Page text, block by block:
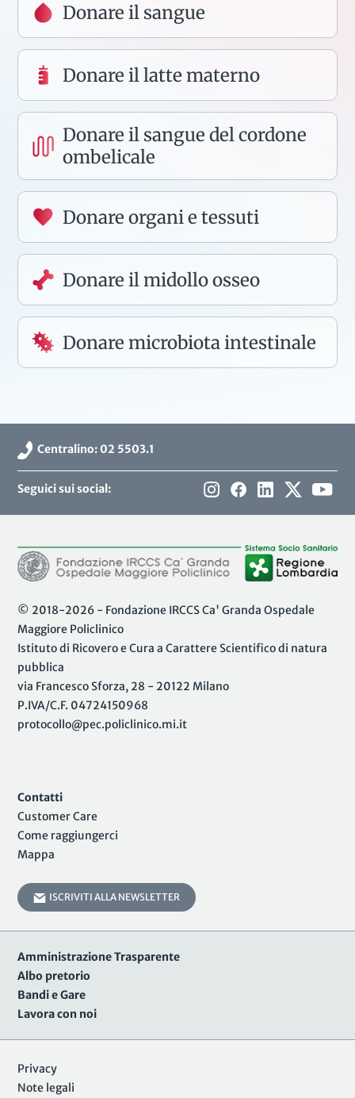
Donare il sangue
Donare il latte materno
Donare il sangue del cordone
ombelicale
Donare organi e tessuti
Donare il midollo osseo
Donare microbiota intestinale
Centralino: 02 5503.1
Seguici sui social:
© 2018-2026 - Fondazione IRCCS Ca' Granda Ospedale
Maggiore Policlinico
Istituto di Ricovero e Cura a Carattere Scientifico di natura
pubblica
via Francesco Sforza, 28 - 20122 Milano
P.IVA/C.F. 04724150968
protocollo@pec.policlinico.mi.it
Contatti
Customer Care
Come raggiungerci
Mappa
ISCRIVITI ALLA NEWSLETTER
Amministrazione Trasparente
Albo pretorio
Bandi e Gare
Lavora con noi
Privacy
Note legali